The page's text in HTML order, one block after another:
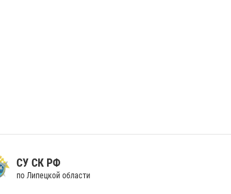
июля 2026, 12:22 5
СУ СК РФ
по Липецкой области